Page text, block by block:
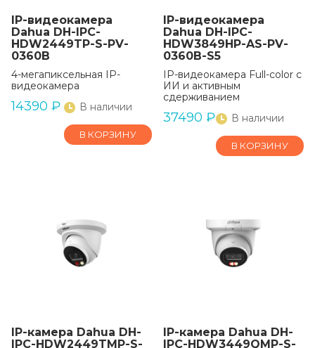
IP-видеокамера
Dahua DH-IPC-
HDW2449TP-S-PV-
0360B
4-мегапиксельная IP-
видеокамера
14390 ₽ В наличии
В КОРЗИНУ
IP-видеокамера
Dahua DH-IPC-
HDW3849HP-AS-PV-
0360B-S5
IP-видеокамера Full-color с
ИИ и активным
сдерживанием
37490 ₽ В наличии
В КОРЗИНУ
IP-камера Dahua DH-
IPC-HDW2449TMP-S-
IP-камера Dahua DH-
IPC-HDW3449QMP-S-